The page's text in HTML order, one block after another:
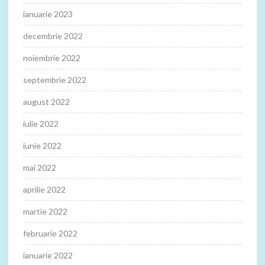
ianuarie 2023
decembrie 2022
noiembrie 2022
septembrie 2022
august 2022
iulie 2022
iunie 2022
mai 2022
aprilie 2022
martie 2022
februarie 2022
ianuarie 2022